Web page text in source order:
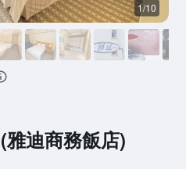
迪商務飯店)
1/10